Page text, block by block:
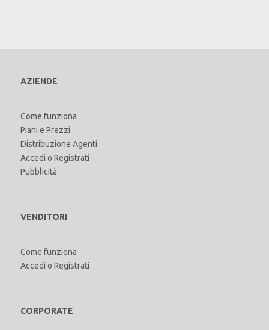
AZIENDE
Come funziona
Piani e Prezzi
Distribuzione Agenti
Accedi o Registrati
Pubblicità
VENDITORI
Come funziona
Accedi o Registrati
CORPORATE